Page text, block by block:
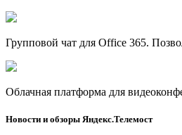
Групповой чат для Office 365.
Облачная платформа для
Новости и обзоры Яндекс.Телемост